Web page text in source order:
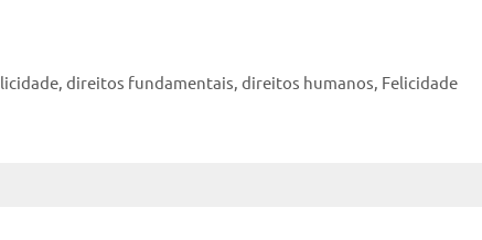
,direitos fundamentais,direitos humanos, Felicidade